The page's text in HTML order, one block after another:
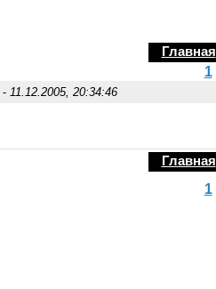
Главная
1
- 11.12.2005, 20:34:46
Главная
1